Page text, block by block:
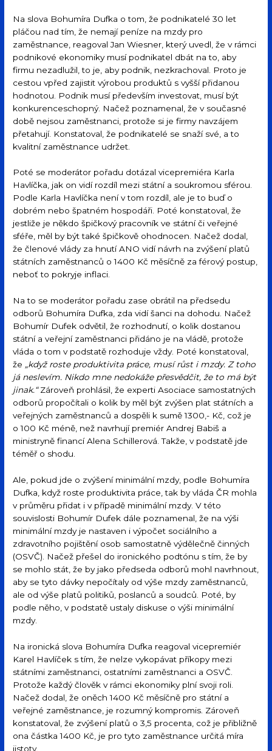
Na slova Bohumíra Dufka o tom, že podnikatelé 30 let
pláčou nad tím, že nemají peníze na mzdy pro
zaměstnance, reagoval Jan Wiesner, který uvedl, že v rámci
podnikové ekonomiky musí podnikatel dbát na to, aby
firmu nezadlužil, to je, aby podnik, nezkrachoval. Proto je
cestou vpřed zajistit výrobou produktů s vyšší přidanou
hodnotou. Podnik musí především investovat, musí být
konkurenceschopný. Načež poznamenal, že v současné
době nejsou zaměstnanci, protože si je firmy navzájem
přetahují. Konstatoval, že podnikatelé se snaží své, a to
kvalitní zaměstnance udržet.
Poté se moderátor pořadu dotázal vicepremiéra Karla
Havlíčka, jak on vidí rozdíl mezi státní a soukromou sférou.
Podle Karla Havlíčka není v tom rozdíl, ale je to buď o
dobrém nebo špatném hospodáři. Poté konstatoval, že
jestliže je někdo špičkový pracovník ve státní či veřejné
sféře, měl by být také špičkově ohodnocen. Načež dodal,
že členové vlády za hnutí ANO vidí návrh na zvýšení platů
státních zaměstnanců o 1400 Kč měsíčně za férový postup,
neboť to pokryje inflaci.
Na to se moderátor pořadu zase obrátil na předsedu
odborů Bohumíra Dufka, zda vidí šanci na dohodu. Načež
Bohumír Dufek odvětil, že rozhodnutí, o kolik dostanou
státní a veřejní zaměstnanci přidáno je na vládě, protože
vláda o tom v podstatě rozhoduje vždy. Poté konstatoval,
že „když roste produktivita práce, musí růst i mzdy. Z toho
já neslevím. Nikdo mne nedokáže přesvědčit, že to má být
jinak.“Zároveň prohlásil, že experti Asociace samostatných
odborů propočítali o kolik by měl být zvýšen plat státních a
veřejných zaměstnanců a dospěli k sumě 1300,- Kč, což je
o 100 Kč méně, než navrhují premiér Andrej Babiš a
ministryně financí Alena Schillerová. Takže, v podstatě jde
téměř o shodu.
Ale, pokud jde o zvýšení minimální mzdy, podle Bohumíra
Dufka, když roste produktivita práce, tak by vláda ČR mohla
v průměru přidat i v případě minimální mzdy. V této
souvislosti Bohumír Dufek dále poznamenal, že na výši
minimální mzdy je nastaven i výpočet sociálního a
zdravotního pojištění osob samostatně výdělečně činných
(OSVČ). Načež přešel do ironického podtónu s tím, že by
se mohlo stát, že by jako předseda odborů mohl navrhnout,
aby se tyto dávky nepočítaly od výše mzdy zaměstnanců,
ale od výše platů politiků, poslanců a soudců. Poté, by
podle něho, v podstatě ustaly diskuse o výši minimální
mzdy.
Na ironická slova Bohumíra Dufka reagoval vicepremiér
Karel Havlíček s tím, že nelze vykopávat příkopy mezi
státními zaměstnanci, ostatními zaměstnanci a OSVČ.
Protože každý člověk v rámci ekonomiky plní svoji roli.
Načež dodal, že oněch 1400 Kč měsíčně pro státní a
veřejné zaměstnance, je rozumný kompromis. Zároveň
konstatoval, že zvýšení platů o 3,5 procenta, což je přibližně
ona částka 1400 Kč, je pro tyto zaměstnance určitá míra
jistoty.